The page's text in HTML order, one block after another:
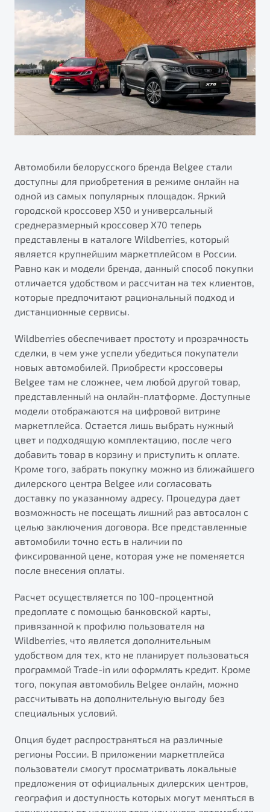
Яркий кроссовер
от 2 219 990 ₽*
В наличии
S50
Элегантный и практичный седан
от 1 699 990 ₽*
Обзор В наличии
X70
Универсальный кроссовер
от 2 499 990 ₽*
Обзор В наличии
Автокредит
Трейд-ин
Страхование
Расчет КАСКО
Узнайте о специальных выгодах при покупке
автомобиля Belgee
Подробно
Автомобили в наличии
Тест-драйв
Автокредит
Спецпредложения
ПОДДЕРЖКА
Гарантия Belgee
Belgee Линк
Belgee Клуб
Belgee Плюс
Реферальная программа
Помощь на дорогах
Будьте еще более уверены на дорогах с программой
"Помощь на дорогах"
Преимущества программы
Запись на сервис
Калькулятор ТО
Клиентская поддержка
О дилерском центре
Правовая информация
Автомобили белорусского бренда Belgee стали
доступны для приобретения в режиме онлайн на
одной из самых популярных площадок. Яркий
городской кроссовер Х50 и универсальный
среднеразмерный кроссовер Х70 теперь
представлены в каталоге Wildberries, который
является крупнейшим маркетплейсом в России.
Равно как и модели бренда, данный способ покупки
отличается удобством и рассчитан на тех клиентов,
которые предпочитают рациональный подход и
дистанционные сервисы.
Wildberries обеспечивает простоту и прозрачность
сделки, в чем уже успели убедиться покупатели
новых автомобилей. Приобрести кроссоверы
Belgee там не сложнее, чем любой другой товар,
представленный на онлайн-платформе. Доступные
модели отображаются на цифровой витрине
маркетплейса. Остается лишь выбрать нужный
цвет и подходящую комплектацию, после чего
добавить товар в корзину и приступить к оплате.
Кроме того, забрать покупку можно из ближайшего
дилерского центра Belgee или согласовать
доставку по указанному адресу. Процедура дает
возможность не посещать лишний раз автосалон с
целью заключения договора. Все представленные
автомобили точно есть в наличии по
фиксированной цене, которая уже не поменяется
после внесения оплаты.
Расчет осуществляется по 100-процентной
предоплате с помощью банковской карты,
привязанной к профилю пользователя на
Wildberries, что является дополнительным
удобством для тех, кто не планирует пользоваться
программой Trade-in или оформлять кредит. Кроме
того, покупая автомобиль Belgee онлайн, можно
рассчитывать на дополнительную выгоду без
специальных условий.
Опция будет распространяться на различные
регионы России. В приложении маркетплейса
пользователи смогут просматривать локальные
предложения от официальных дилерских центров,
география и доступность которых могут меняться в